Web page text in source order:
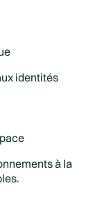
identités
à la